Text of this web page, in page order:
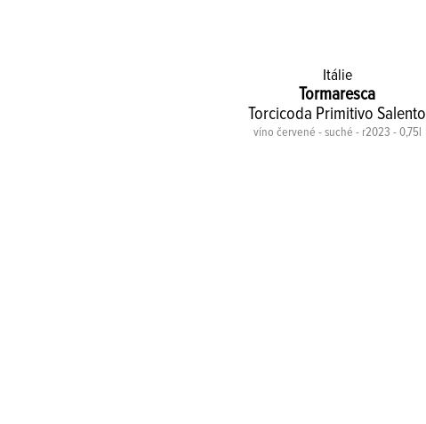
Itálie
Tormaresca
Torcicoda Primitivo Salento
víno červené - suché - r2023 - 0,75l